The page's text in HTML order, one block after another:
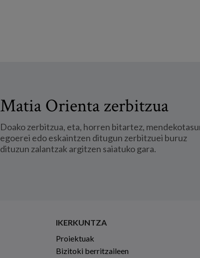
Matia Orienta zerbitzua
Doako zerbitzua, eta, horren bitartez,
egoerei edo eskaintzen ditugun zerbitzuei buruz
dituzun zalantzak argitzen saiatuko gara.
IKERKUNTZA
Proiektuak
Bizitoki berritzaileen